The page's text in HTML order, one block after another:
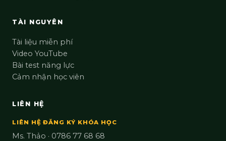
TÀI NGUYÊN
Tài liệu miễn phí
Video YouTube
Bài test năng lực
Cảm nhận học viên
LIÊN HỆ
LIÊN HỆ ĐĂNG KÝ KHÓA HỌC
Ms. Thảo · 0786 77 68 68